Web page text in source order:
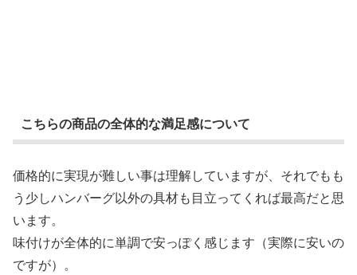
こちらの商品の全体的な満足感について
価格的に実現が難しい事は理解していますが、それでもも
う少しハンバーグ以外の具材も目立ってくれば最高だと思
います。
味付けが全体的に単調で安っぽく感じます（実際に安いの
ですが）。